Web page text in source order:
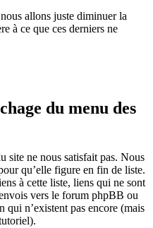
allons juste diminuer la
à ce que ces derniers ne
du menu des
site ne nous satisfait pas. Nous
qu’elle figure en fin de liste.
à cette liste, liens qui ne sont
vers le forum phpBB ou
qui n’existent pas encore (mais